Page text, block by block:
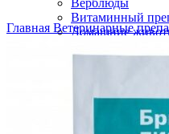
Верблюды
Витаминный
Домашние
Лошади
Мазь для
Главная Ветеринарные